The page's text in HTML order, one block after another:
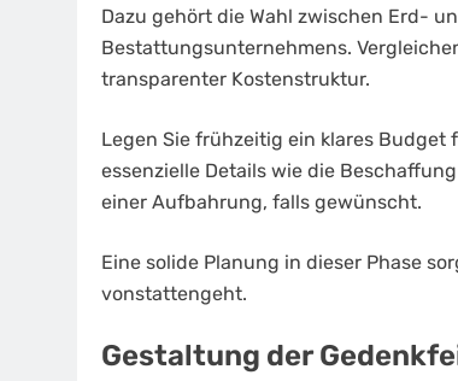
Dazu gehört die Wahl zwischen Erd-
Bestattungsunternehmens.
transparenter Kostenstruktur.
Legen Sie frühzeitig ein klares Budget
essenzielle Details wie die
einer Aufbahrung, falls gewünscht.
Eine solide Planung in dieser Phase
vonstattengeht.
Gestaltung der